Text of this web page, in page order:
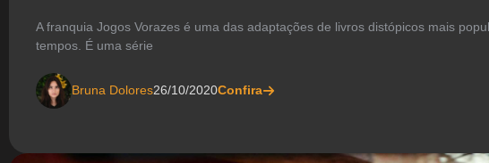
A franquia Jogos Vorazes é uma das adaptações de livros distópicos mais
tempos. É uma série
Bruna Dolores26/10/2020Confira